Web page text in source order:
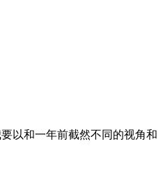
以和一年前截然不同的视角和